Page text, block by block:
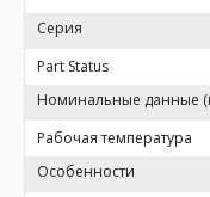
Серия
Part Status
Номинальные данные
Рабочая температура
Особенности